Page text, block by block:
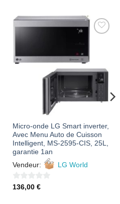
AJOUTER
FAVORIS
Micro-onde LG Smart inverter,
Avec Menu Auto de Cuisson
Intelligent, MS-2595-CIS, 25L,
garantie 1an
Vendeur:
LG World
0
136,00 €